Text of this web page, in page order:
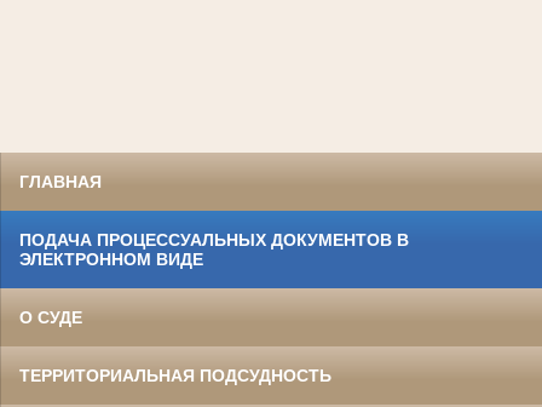
ГЛАВНАЯ
ПОДАЧА ПРОЦЕССУАЛЬНЫХ ДОКУМЕНТОВ В
ЭЛЕКТРОННОМ ВИДЕ
О СУДЕ
ТЕРРИТОРИАЛЬНАЯ ПОДСУДНОСТЬ